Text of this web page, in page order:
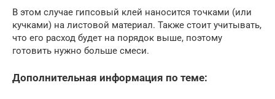
В этом случае гипсовый клей наносится точками (или
кучками) на листовой материал. Также стоит учитывать,
что его расход будет на порядок выше, поэтому
готовить нужно больше смеси.
Дополнительная информация по теме: